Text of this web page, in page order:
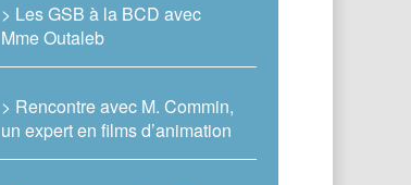
> Les GSB à la BCD avec
Mme Outaleb
> Rencontre avec M. Commin,
un expert en films d’animation